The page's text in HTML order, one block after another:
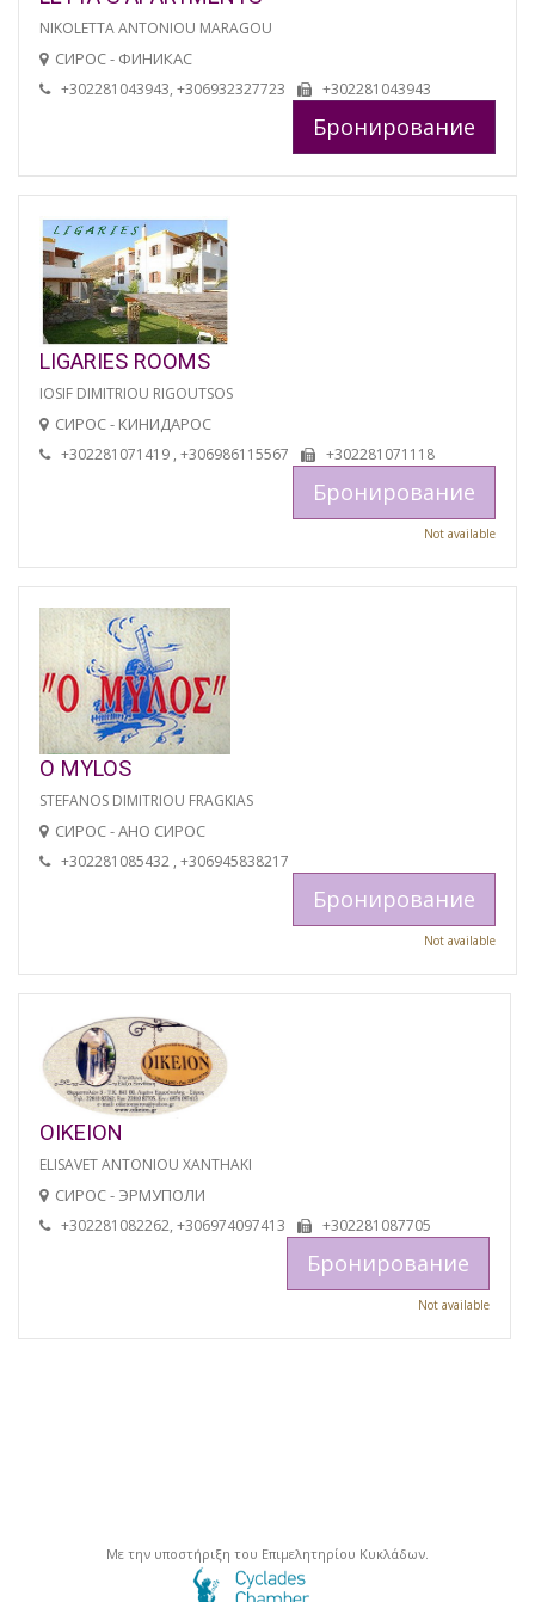
NIKOLETTA ANTONIOU MARAGOU
СИРОС - ФИНИКАС
+302281043943, +306932327723 +302281043943
Бронирование
LIGARIES ROOMS
IOSIF DIMITRIOU RIGOUTSOS
СИРОС - КИНИДАРОС
+302281071419 , +306986115567 +302281071118
Бронирование
Not available
O MYLOS
STEFANOS DIMITRIOU FRAGKIAS
СИРОС - АНО СИРОС
+302281085432 , +306945838217
Бронирование
Not available
OIKEION
ELISAVET ANTONIOU XANTHAKI
СИРОС - ЭРМУПОЛИ
+302281082262, +306974097413 +302281087705
Бронирование
Not available
Με την υποστήριξη του Επιμελητηρίου Κυκλάδων.